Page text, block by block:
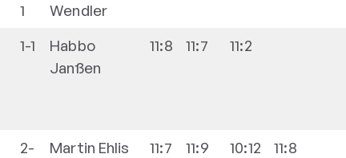
1
Wendler
1-1
Habbo
Janßen
11:8 11:7 11:2
2- Martin Ehlis 11:7 11:9 10:12 11:8